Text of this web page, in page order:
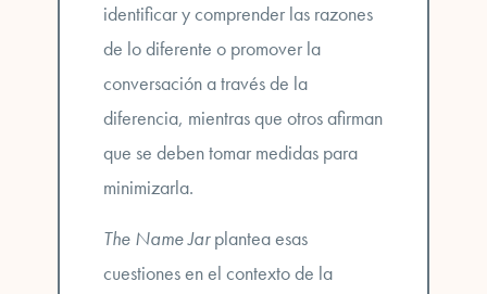
identificar y comprender las razones
de lo diferente o promover la
conversación a través de la
diferencia, mientras que otros afirman
que se deben tomar medidas para
minimizarla.
The Name Jarplantea esas
cuestiones en el contexto de la